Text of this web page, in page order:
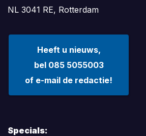
NL 3041 RE, Rotterdam
Heeft u nieuws,
bel 085 5055003
of e-mail de redactie!
Specials: